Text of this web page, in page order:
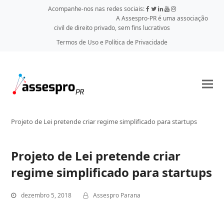
Acompanhe-nos nas redes sociais:
A Assespro-PR é uma associação
civil de direito privado, sem fins lucrativos
Termos de Uso e Política de Privacidade
Projeto de Lei pretende criar regime simplificado para startups
Projeto de Lei pretende criar
regime simplificado para startups
dezembro 5, 2018
Assespro Parana